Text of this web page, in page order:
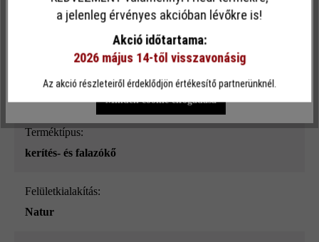
Felületi struktúra:
ezüstszürke nüansz-árnyalt_ModulusPur
Terméktípus:
kerítés- és falazókő
Felületkialakítás:
Natur
Ez a webhely cookie-kat használ, hogy a lehető legjobb
funkcionalitást kínálja Önnek...További információ
Egyéni beállítások Csak funkcionális cookie elfogadása
Minden cookie elfogadása
a jelenleg érvényes akcióban lévőkre is!
Akció időtartama:
2026 május 14-től visszavonásig
Az akció részleteiről érdeklődjön értékesítő partnerünknél.